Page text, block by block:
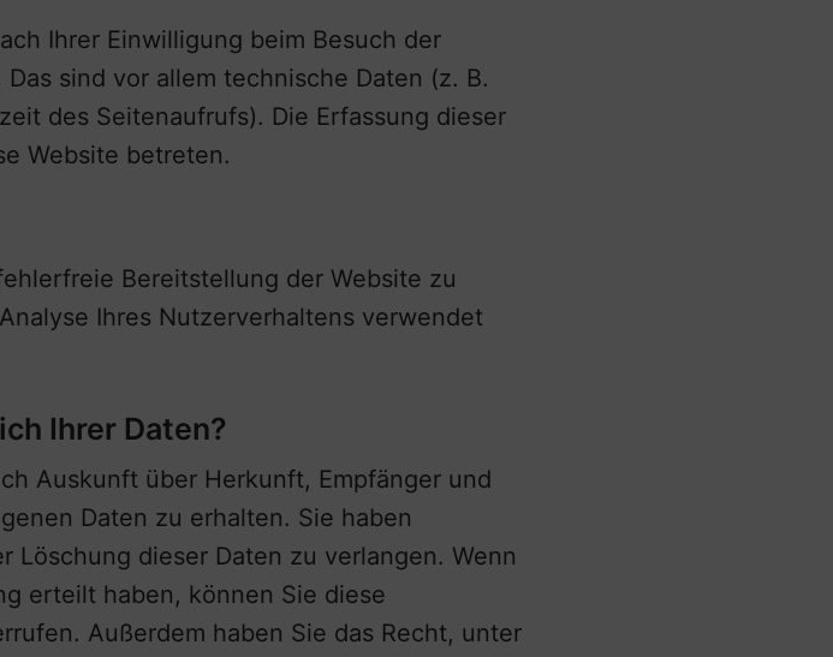
Ihrer Einwilligung beim Besuch der
sind vor allem technische Daten (z. B.
des Seitenaufrufs). Die Erfassung dieser
Website betreten.
Bereitstellung der Website zu
Ihres Nutzerverhaltens verwendet
Ihrer Daten?
Auskunft über Herkunft, Empfänger und
Daten zu erhalten. Sie haben
Löschung dieser Daten zu verlangen. Wenn
erteilt haben, können Sie diese
Außerdem haben Sie das Recht, unter